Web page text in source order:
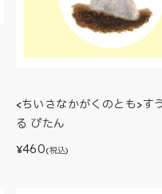
<ちいさなかがくのとも>す
る ぴたん
¥460(税込)